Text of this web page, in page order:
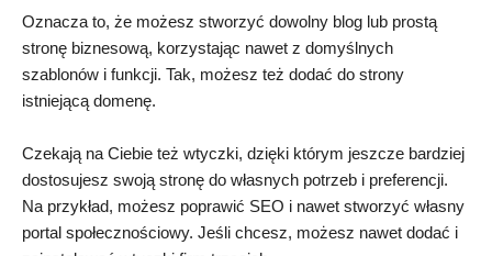
Oznacza to, że możesz stworzyć dowolny blog lub prostą
stronę biznesową, korzystając nawet z domyślnych
szablonów i funkcji. Tak, możesz też dodać do strony
istniejącą domenę.
Czekają na Ciebie też wtyczki, dzięki którym jeszcze bardziej
dostosujesz swoją stronę do własnych potrzeb i preferencji.
Na przykład, możesz poprawić SEO i nawet stworzyć własny
portal społecznościowy. Jeśli chcesz, możesz nawet dodać i